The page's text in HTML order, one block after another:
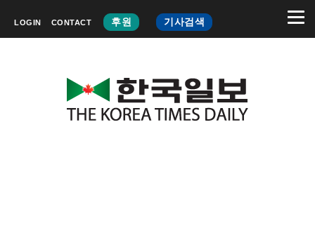
LOGIN CONTACT 후원 기사검색